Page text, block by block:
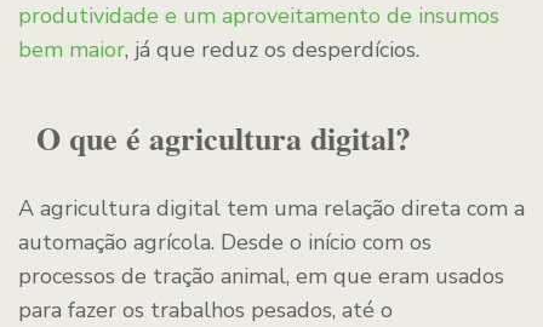
produtividade e um aproveitamento de insumos
bem maior, já que reduz os desperdícios.
O que é agricultura digital?
A agricultura digital tem uma relação direta com a
automação agrícola. Desde o início com os
processos de tração animal, em que eram usados
para fazer os trabalhos pesados, até o